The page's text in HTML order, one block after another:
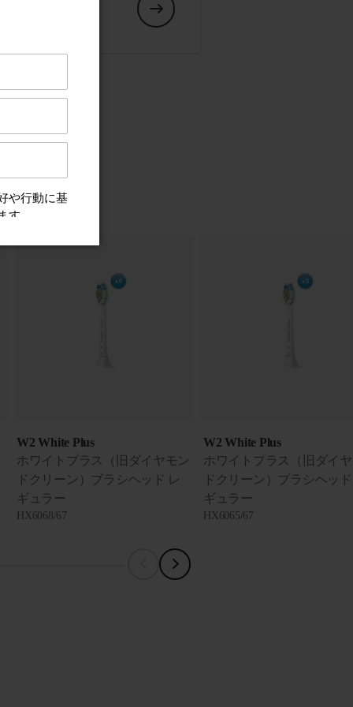
W2 White Plus
ホワイトプラス（旧ダイヤモン
ドクリーン）ブラシヘッド レ
ギュラー
HX6068/67
W2 White Plus
ホワイトプラス（旧ダイ
ドクリーン）ブラシヘッ
ギュラー
HX6065/67